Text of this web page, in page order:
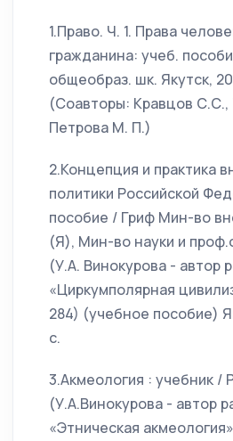
1.Право. Ч. 1. Права
гражданина: учеб.
общеобраз. шк. Якутск,
(Соавторы: Кравцов С.С.,
Петрова М. П.)
2.Концепция и практика
политики Российской
пособие / Гриф Мин-во
(Я), Мин-во науки и
(У.А. Винокурова - автор
«Циркумполярная
284) (учебное пособие)
с.
3.Акмеология : учебник /
(У.А.Винокурова - автор
«Этническая